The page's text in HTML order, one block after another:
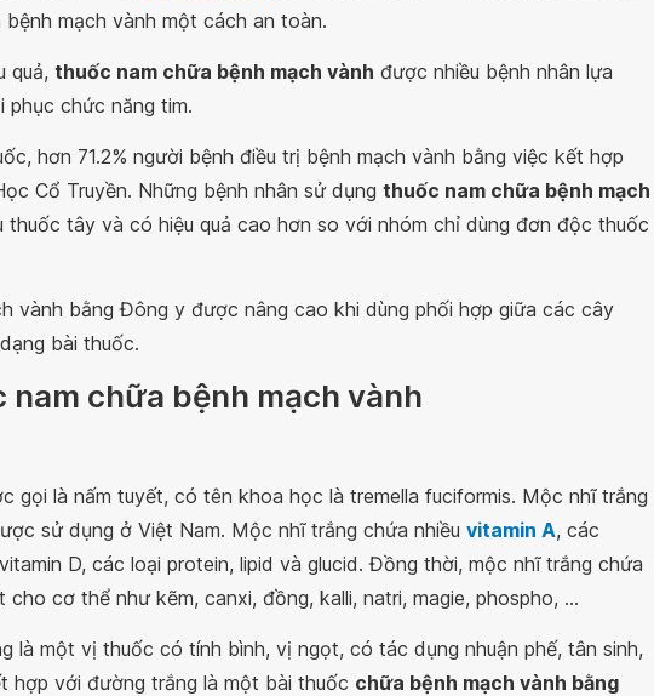
mạch vành một cách an toàn.
quả, thuốc nam chữa bệnh mạch vành được nhiều bệnh nhân lựa
phục chức năng tim.
hơn 71.2% người bệnh điều trị bệnh mạch vành bằng việc kết hợp
Cổ Truyền. Những bệnh nhân sử dụng thuốc nam chữa bệnh mạch
thuốc tây và có hiệu quả cao hơn so với nhóm chỉ dùng đơn độc thuốc
vành bằng Đông y được nâng cao khi dùng phối hợp giữa các cây
bài thuốc.
nam chữa bệnh mạch vành
gọi là nấm tuyết, có tên khoa học là tremella fuciformis. Mộc nhĩ trắng
sử dụng ở Việt Nam. Mộc nhĩ trắng chứa nhiều vitamin A, các
D, các loại protein, lipid và glucid. Đồng thời, mộc nhĩ trắng chứa
cơ thể như kẽm, canxi, đồng, kalli, natri, magie, phospho, ...
là một vị thuốc có tính bình, vị ngọt, có tác dụng nhuận phế, tân sinh,
hợp với đường trắng là một bài thuốc chữa bệnh mạch vành bằng